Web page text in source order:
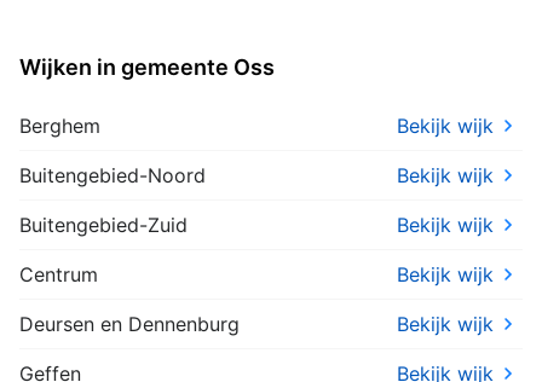
Wijken in gemeente Oss
Berghem Bekijk wijk
Buitengebied-Noord Bekijk wijk
Buitengebied-Zuid Bekijk wijk
Centrum Bekijk wijk
Deursen en Dennenburg Bekijk wijk
Geffen Bekijk wijk